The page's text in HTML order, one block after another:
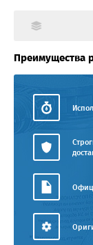
Преимущества